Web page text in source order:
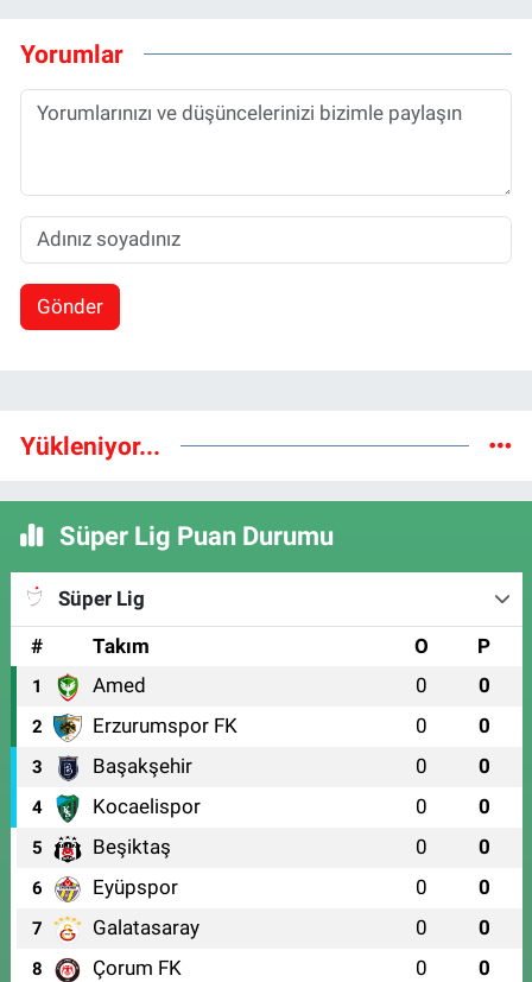
Yorumlar
Gönder
Yükleniyor...
Süper Lig Puan Durumu
Süper Lig
#
Takım O P
1 Amed 0 0
2 Erzurumspor FK 0 0
3 Başakşehir 0 0
4 Kocaelispor 0 0
5 Beşiktaş 0 0
6 Eyüpspor 0 0
7 Galatasaray 0 0
8 Çorum FK 0 0